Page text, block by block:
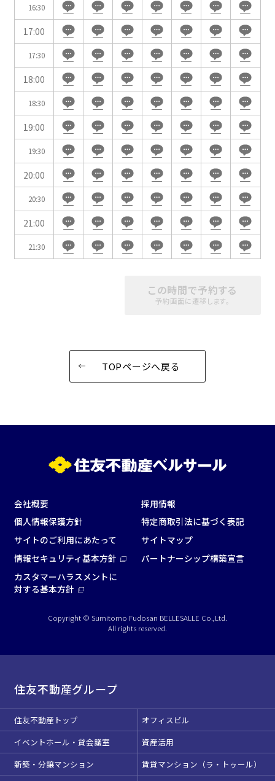
16:30
17:00
17:30
18:00
18:30
19:00
19:30
20:00
20:30
21:00
21:30
この時間で予約する
予約画面に遷移します。
TOPページへ戻る
会社概要
採用情報
個人情報保護方針
特定商取引法に基づく表記
サイトのご利用にあたって
サイトマップ
情報セキュリティ基本方針
パートナーシップ構築宣言
カスタマーハラスメントに
対する基本方針
Copyright © Sumitomo Fudosan BELLESALLE Co.,Ltd.
All rights reserved.
住友不動産グループ
住友不動産トップ
オフィスビル
イベントホール・貸会議室
資産活用
新築・分譲マンション
賃貸マンション（ラ・トゥール）
e-sports大会
プレス発表
試験
展示会・販売会
この条件で検索
選択している条件をリセットする